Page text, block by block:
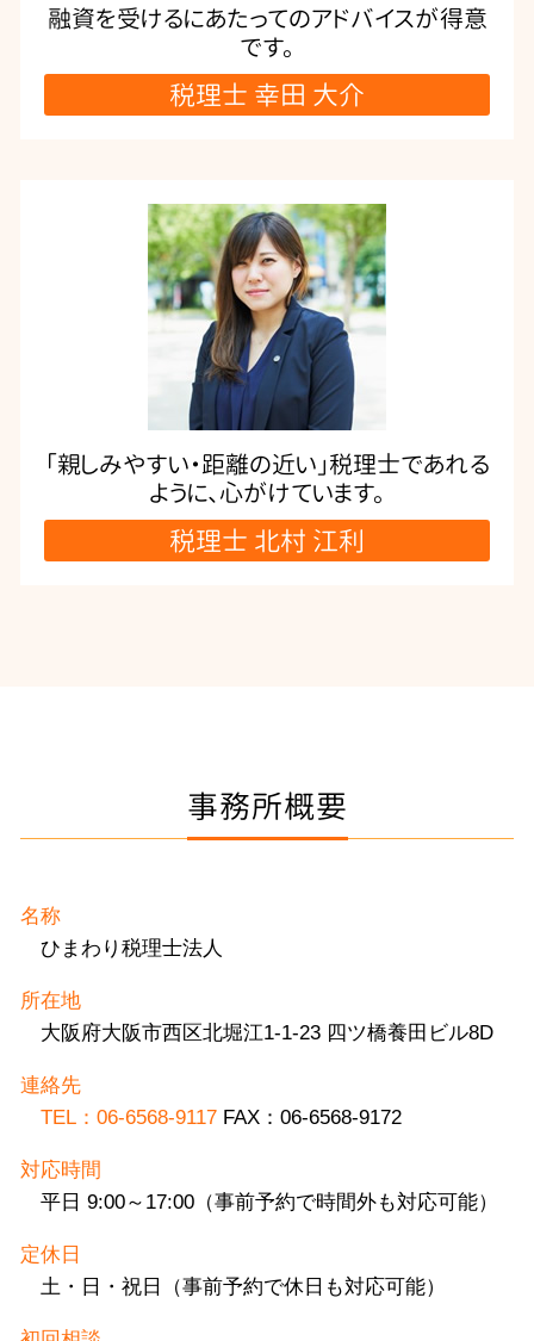
融資を受けるにあたってのアドバイスが得意
です。
税理士 幸田 大介
「親しみやすい・距離の近い」税理士であれる
ように、心がけています。
税理士 北村 江利
事務所概要
名称
ひまわり税理士法人
所在地
大阪府大阪市西区北堀江1-1-23 四ツ橋養田ビル8D
連絡先
TEL：06-6568-9117 FAX：06-6568-9172
対応時間
平日 9:00～17:00（事前予約で時間外も対応可能）
定休日
土・日・祝日（事前予約で休日も対応可能）